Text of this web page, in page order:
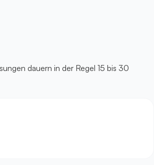
dauern in der Regel 15 bis 30